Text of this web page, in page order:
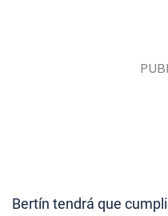
Bertín tendrá que